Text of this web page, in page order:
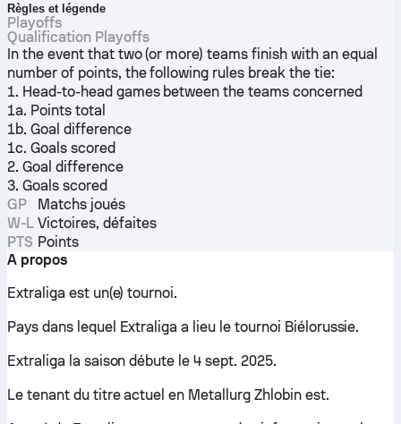
Règles et légende
Playoffs
Qualification Playoffs
In the event that two (or more) teams finish with an equal
number of points, the following rules break the tie:
1. Head-to-head games between the teams concerned
1a. Points total
1b. Goal difference
1c. Goals scored
2. Goal difference
3. Goals scored
GP
Matchs joués
W-L Victoires, défaites
PTS Points
A propos
Extraliga est un(e) tournoi.
Pays dans lequel Extraliga a lieu le tournoi Biélorussie.
Extraliga la saison débute le 4 sept. 2025.
Le tenant du titre actuel en Metallurg Zhlobin est.